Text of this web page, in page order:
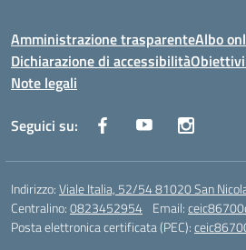
Amministrazione trasparenteAlbo
Dichiarazione di accessibilità
Note legali
Seguici su:
Indirizzo:Viale Italia, 52/54 81020 San
Centralino:0823452954 Email:
Posta elettronica certificata (PEC):